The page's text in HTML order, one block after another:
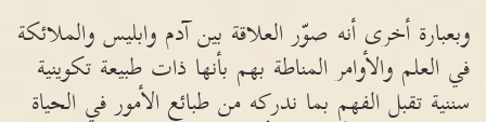
وبعبارة أخرى أنه صوّر العلاقة بين آدم وابليس والملائكة
في العلم والأوامر المناطة بهم بأنها ذات طبيعة تكوينية
سننية تقبل الفهم بما ندركه من طبائع الأمور في الحياة